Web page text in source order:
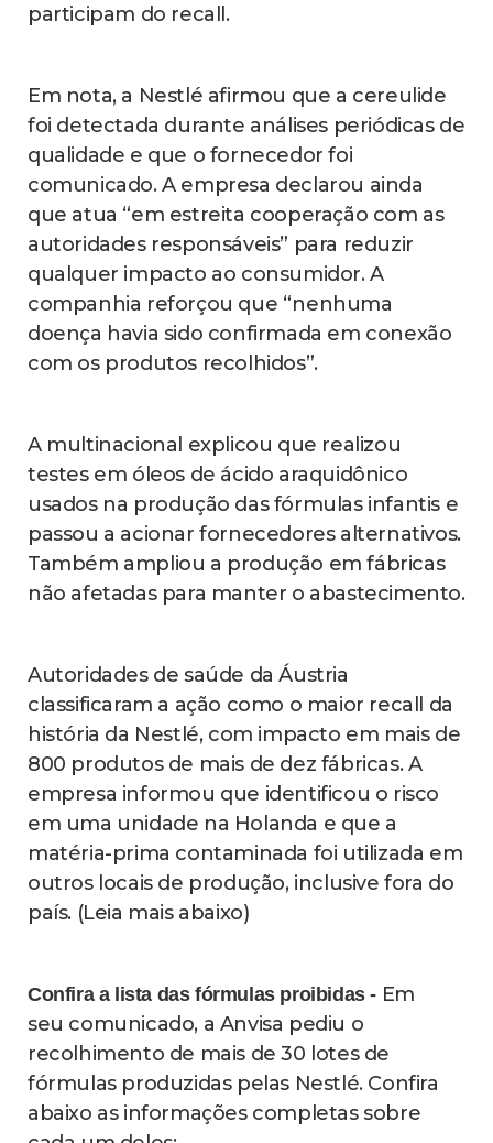
participam do recall.
Em nota, a Nestlé afirmou que a cereulide
foi detectada durante análises periódicas de
qualidade e que o fornecedor foi
comunicado. A empresa declarou ainda
que atua “em estreita cooperação com as
autoridades responsáveis” para reduzir
qualquer impacto ao consumidor. A
companhia reforçou que “nenhuma
doença havia sido confirmada em conexão
com os produtos recolhidos”.
A multinacional explicou que realizou
testes em óleos de ácido araquidônico
usados na produção das fórmulas infantis e
passou a acionar fornecedores alternativos.
Também ampliou a produção em fábricas
não afetadas para manter o abastecimento.
Autoridades de saúde da Áustria
classificaram a ação como o maior recall da
história da Nestlé, com impacto em mais de
800 produtos de mais de dez fábricas. A
empresa informou que identificou o risco
em uma unidade na Holanda e que a
matéria-prima contaminada foi utilizada em
outros locais de produção, inclusive fora do
país. (Leia mais abaixo)
Confira a lista das fórmulas proibidas - Em
seu comunicado, a Anvisa pediu o
recolhimento de mais de 30 lotes de
fórmulas produzidas pelas Nestlé. Confira
abaixo as informações completas sobre